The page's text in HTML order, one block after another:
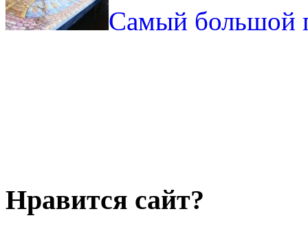
Самый большой
Нравится сайт?